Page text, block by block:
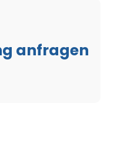
anfragen